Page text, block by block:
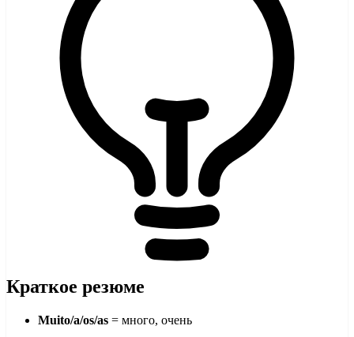
Краткое резюме
Muito/a/os/as = много, очень